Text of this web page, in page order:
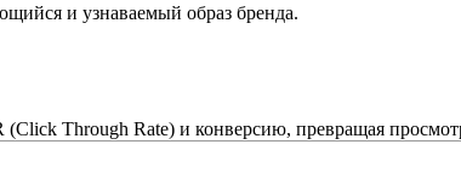
и узнаваемый образ бренда.
Through Rate) и конверсию, превращая